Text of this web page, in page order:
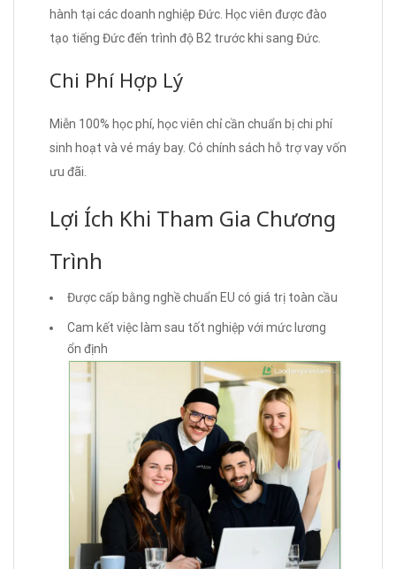
hành tại các doanh nghiệp Đức. Học viên được đào
tạo tiếng Đức đến trình độ B2 trước khi sang Đức.
Chi Phí Hợp Lý
Miễn 100% học phí, học viên chỉ cần chuẩn bị chi phí
sinh hoạt và vé máy bay. Có chính sách hỗ trợ vay vốn
ưu đãi.
Lợi Ích Khi Tham Gia Chương
Trình
Được cấp bằng nghề chuẩn EU có giá trị toàn cầu
Cam kết việc làm sau tốt nghiệp với mức lương
ổn định